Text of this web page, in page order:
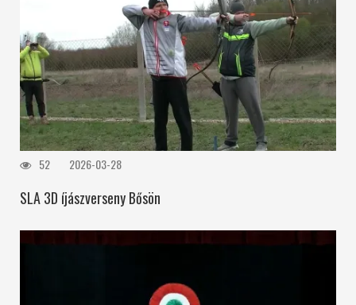
52 2026-03-28
SLA 3D íjászverseny Bősön